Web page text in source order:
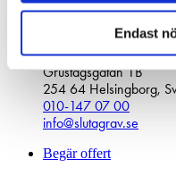
Endast
KONTAKT
KONTAKTA OSS
Grustagsgatan 1B
254 64 Helsingborg,
010-147 07 00
info@slutagrav.se
Begär offert